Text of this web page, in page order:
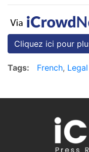
Cliquez ici pour
Tags: French,